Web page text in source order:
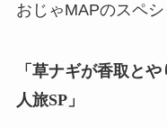
おじゃMAPのスペ
「草ナギが香取と
人旅SP」